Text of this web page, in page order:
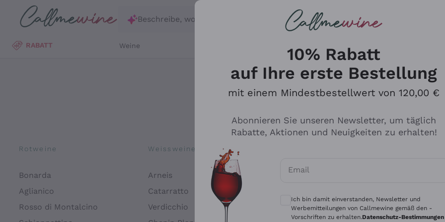
Zum Hauptinhalt springen
Beschreibe, wonach du suchst
RABATT Weine
Rotweine
Bonarda
Aglianico
Rosso di Montalcino
Weissweine
Arneis
Catarratto
Verdicchio
Tenuta San Leonardo
Alessandra Divella
Für
10% Rabatt
auf Ihre erste Bestellung
mit einem Mindestbestellwert von 120,00 €
Abonnieren Sie unseren Newsletter, um täglich
Rabatte, Aktionen und Neuigkeiten zu erhalten!
Email
Optionale Einwilligungen zum Erhalt von
Ich bin damit einverstanden, Newsletter und
Werbemitteilungen von Callmewine gemäß den -
Vorschriften zu erhalten.Datenschutz-Bestimmungen